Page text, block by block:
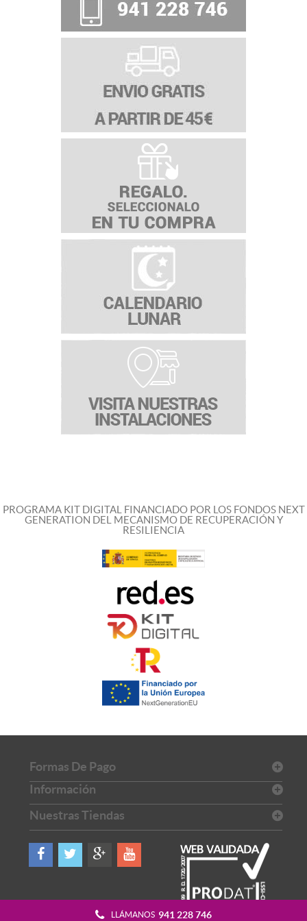
LLÁMANOS 941 228 746
PROGRAMA KIT DIGITAL FINANCIADO POR LOS FONDOS NEXT
GENERATION DEL MECANISMO DE RECUPERACIÓN Y
RESILIENCIA
Formas De Pago
Información
Nuestras Tiendas